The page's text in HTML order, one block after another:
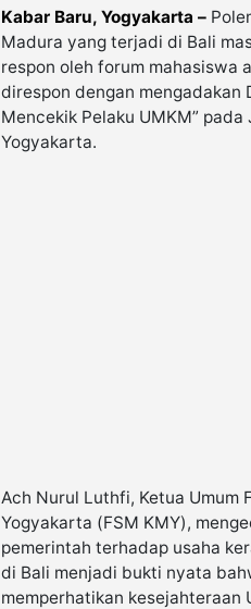
Kabar Baru, Yogyakarta –
Madura yang terjadi di Bali
respon oleh forum mahasiswa
direspon dengan mengadakan
Mencekik Pelaku UMKM”
Yogyakarta.
Ach Nurul Luthfi, Ketua Umum
Yogyakarta (FSM KMY),
pemerintah terhadap usaha
di Bali menjadi bukti nyata
memperhatikan kesejahteraan